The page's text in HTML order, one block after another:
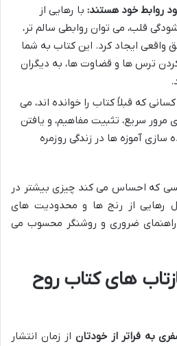
روابط خود هستند: با رهایی از
قلب، می توان روابطی سالم تر،
واقعی ایجاد کرد. این کتاب به شما
ترس ها و قضاوت ها، به دیگران
کسانی که قبلاً کتاب را خوانده اند، می
مرور سریع، تثبیت مفاهیم، و یافتن
سازی آموزه ها در زندگی روزمره
که احساس می کند چیزی بیشتر در
رهایی از رنج ها و محدودیت های
ضروری و روشنگر محسوب می
های کتاب روح
به فراتر از خودتان از زمان انتشار